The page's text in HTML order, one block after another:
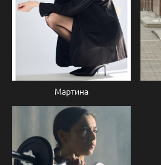
Мартина